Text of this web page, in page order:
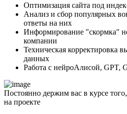
Оптимизация сайта под
Анализ и сбор популярных
ответы на них
Информирование "скормка"
компании
Техническая корректировка
данных
Работа с нейроАлисой, GPT,
Постоянно держим вас в курсе
на проекте